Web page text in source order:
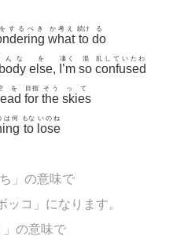
するべき
what
か考え
to
続け
do
る
んな
else
を
, I’m
凄く
so
混
confused
乱していたわ
を
for
目指
the
そう
skies
って
は何
to
もな
lose
いのね
」の意味で
ッコ」になります。
」の意味で